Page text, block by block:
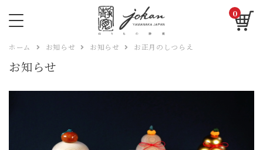
0
ホーム お知らせ お知らせ お正月のしつらえ
お知らせ